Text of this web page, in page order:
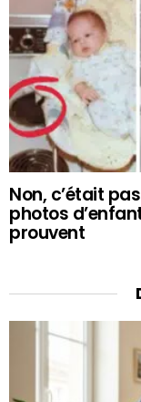
Non, c’était
photos
prouvent